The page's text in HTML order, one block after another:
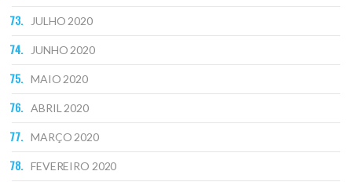
JULHO 2020
JUNHO 2020
MAIO 2020
ABRIL 2020
MARÇO 2020
FEVEREIRO 2020